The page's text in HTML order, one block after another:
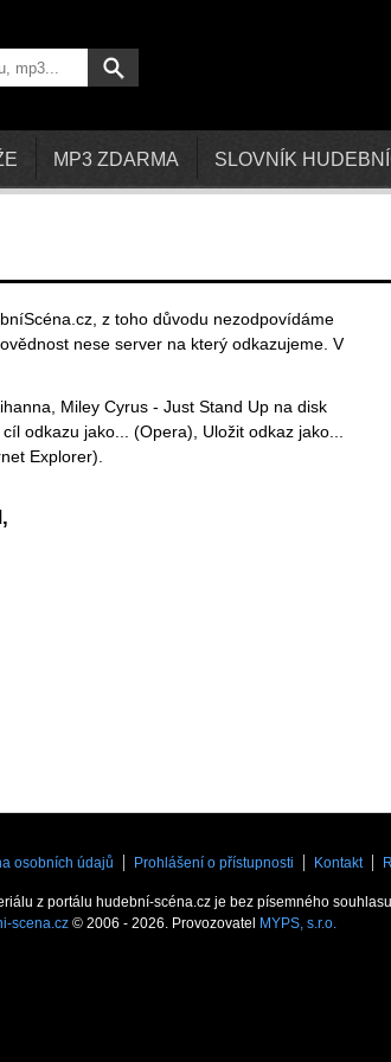
MP3 ZDARMA SLOVNÍK
z toho důvodu nezodpovídáme
nese server na který odkazujeme. V
Miley Cyrus - Just Stand Up na disk
odkazu jako... (Opera), Uložit odkaz jako...
Explorer).
osobních údajů Prohlášení o přístupnosti Kontakt
z portálu hudební-scéna.cz je bez písemného
scena.cz© 2006 - 2026. Provozovatel MYPS, s.r.o.